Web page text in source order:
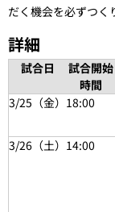
だく機会を必ずつく
詳細
試合日
試合開始
時間
3/25（金） 18:00
3/26（土） 14:00